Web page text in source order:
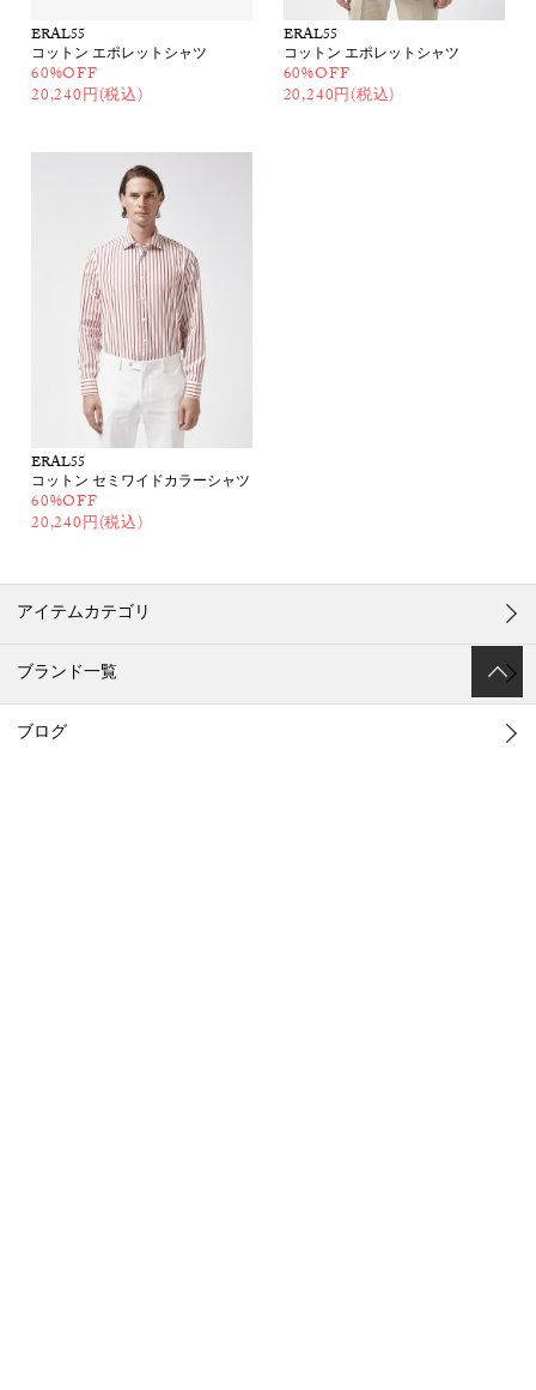
ERAL55
コットン エポレットシャツ
60%OFF
20,240円(税込)
ERAL55
コットン エポレットシャツ
60%OFF
20,240円(税込)
ERAL55
コットン セミワイドカラーシャツ
60%OFF
20,240円(税込)
アイテムカテゴリ
ブランド一覧
ブログ